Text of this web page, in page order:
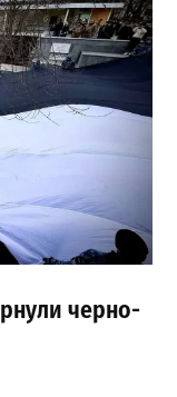
черно-